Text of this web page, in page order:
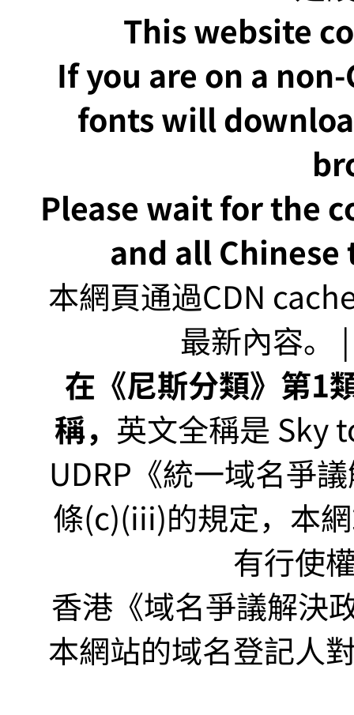
This website
If you are on a
fonts will
Please wait for the
and all
本網頁通過CDN
最新內容。
在《尼斯分類》第
稱， 英文全稱是 Sky
UDRP《統一域名爭
條(c)(iii)的規定，本
有行使
香港《域名爭議解決
本網站的域名登記人